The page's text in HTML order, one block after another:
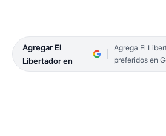
Agregar El
Libertador en
Agrega El
preferidos en